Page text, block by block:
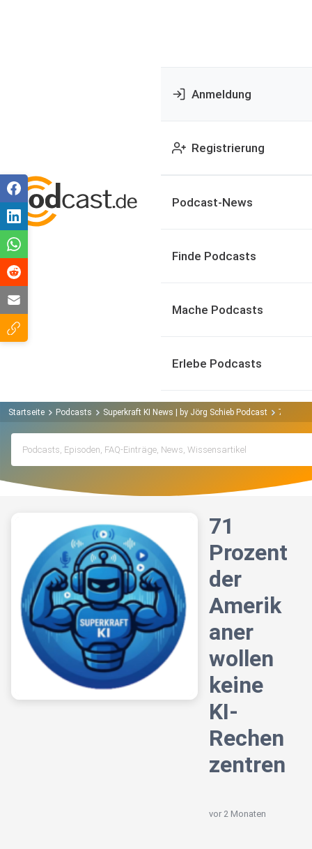
Anmeldung
Registrierung
Podcast-News
Finde Podcasts
Mache Podcasts
Erlebe Podcasts
Startseite Podcasts Superkraft KI News | by Jörg Schieb Podcast 71
71
Prozent
der
Amerik
aner
wollen
keine
KI-
Rechen
zentren
vor 2 Monaten